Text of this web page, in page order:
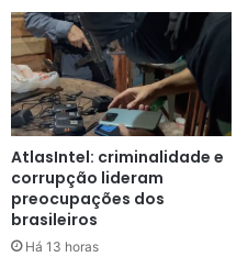
faixas de renda
bruta mensal de até
com renda bruta
AtlasIntel: criminalidade e
corrupção lideram
preocupações dos
brasileiros
Há 13 horas